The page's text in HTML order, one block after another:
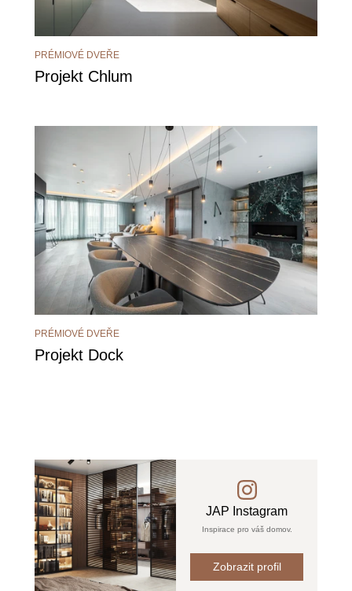
PRÉMIOVÉ DVEŘE
Projekt Chlum
PRÉMIOVÉ DVEŘE
Projekt Dock
JAP Instagram
Inspirace pro váš domov.
Zobrazit profil